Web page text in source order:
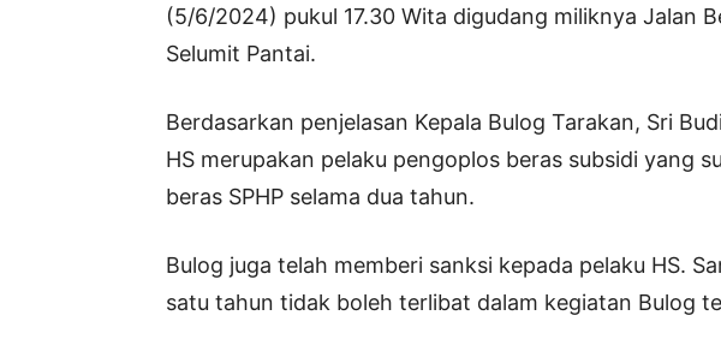
(5/6/2024) pukul 17.30 Wita digudang miliknya Jalan
Selumit Pantai.
Berdasarkan penjelasan Kepala Bulog Tarakan, Sri
HS merupakan pelaku pengoplos beras subsidi yang
beras SPHP selama dua tahun.
Bulog juga telah memberi sanksi kepada pelaku HS.
satu tahun tidak boleh terlibat dalam kegiatan Bulog